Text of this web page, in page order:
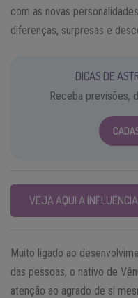
com as novas
diferenças, surpresas e
DICAS DE
Receba previsões,
VEJA AQUI A
Muito ligado ao
das pessoas, o nativo de
atenção ao agrado de si